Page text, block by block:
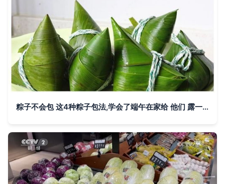
粽子不会包 这4种粽子包法,学会了端午在家给 他们 露一手